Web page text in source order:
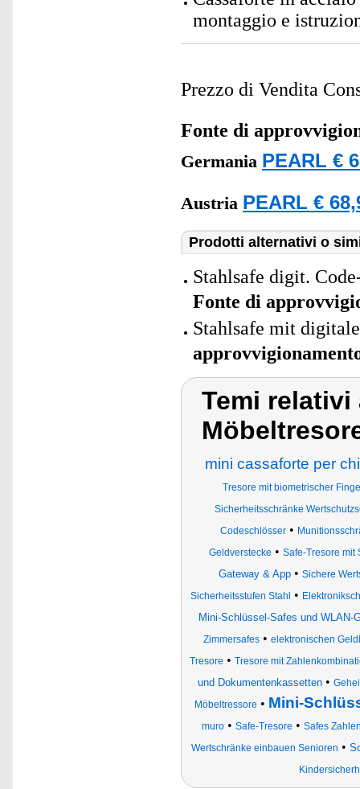
montaggio e
Prezzo di Vendita
Fonte di
Germania PEARL €
Austria PEARL €
Prodotti alternativi o
Stahlsafe digit.
Fonte di
Stahlsafe mit
Temi
mini cassaforte per
Tresore mit biometrischer
Sicherheitsschränke
Codeschlösser•
Geldverstecke • Safe-Tresore mit
Gateway & App • Sichere
Sicherheitsstufen Stahl
•
Mini-Schlüssel-Safes und WLAN-
Zimmersafes• elektronischen
Tresore • Tresore mit
und Dokumentenkassetten •
Möbeltressore • Mini-
muro • Safe-Tresore • Safes
Wertschränke einbauen Senioren •